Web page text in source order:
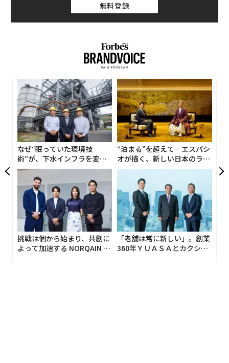
無料登録
なぜ“眠っていた環境技
術”が、下水インフラを変え
たのか──産総研×月島JFE
アクアソリューションの10年
“泊まる”を超えて─エスパシ
オが描く、新しい日本のラグ
ジュアリー（中編）
挑戦は個から始まり、共創に
よって加速する NORQAIN JA
「老舗は常に新しい」。創業
360年ＹＵＡＳＡとカクシン